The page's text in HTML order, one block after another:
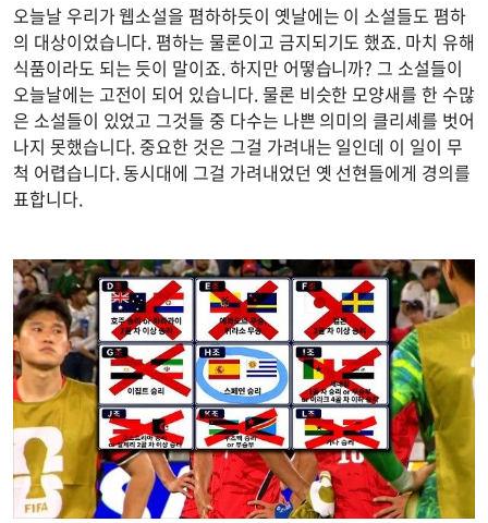
오늘날 우리가 웹소설을 폄하하듯이 옛날에는 이 소설들도 폄하
의 대상이었습니다. 폄하는 물론이고 금지되기도 했죠. 마치 유해
식품이라도 되는 듯이 말이죠. 하지만 어떻습니까? 그 소설들이
오늘날에는 고전이 되어 있습니다. 물론 비슷한 모양새를 한 수많
은 소설들이 있었고 그것들 중 다수는 나쁜 의미의 클리셰를 벗어
나지 못했습니다. 중요한 것은 그걸 가려내는 일인데 이 일이 무
척 어렵습니다. 동시대에 그걸 가려내었던 옛 선현들에게 경의를
표합니다.